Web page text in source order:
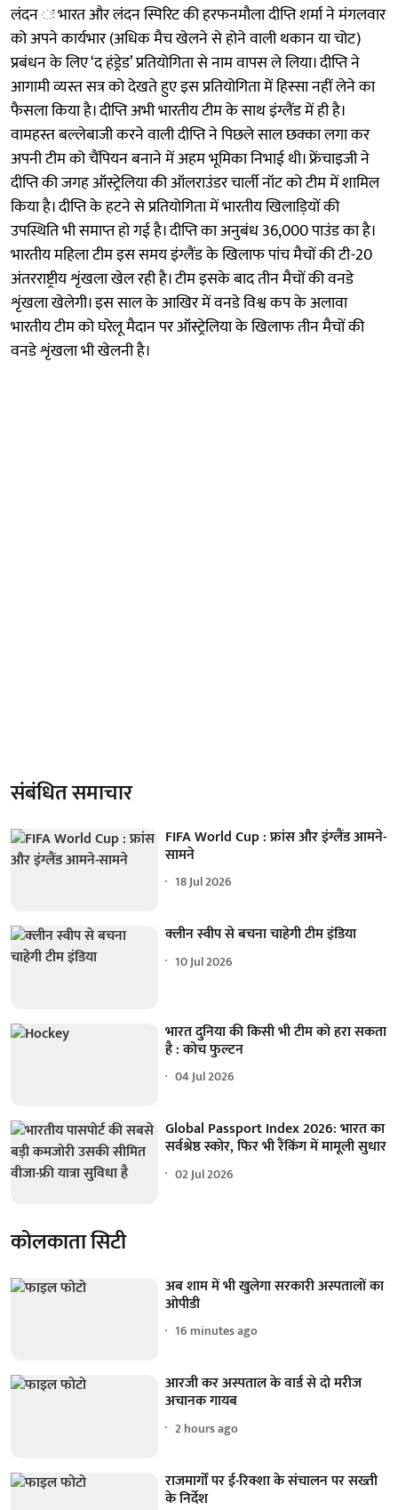
लंदन ः भारत और लंदन स्पिरिट की हरफनमौला दीप्ति शर्मा ने मंगलवार
को अपने कार्यभार (अधिक मैच खेलने से होने वाली थकान या चोट)
प्रबंधन के लिए ‘द हंड्रेड’ प्रतियोगिता से नाम वापस ले लिया। दीप्ति ने
आगामी व्यस्त सत्र को देखते हुए इस प्रतियोगिता में हिस्सा नहीं लेने का
फैसला किया है। दीप्ति अभी भारतीय टीम के साथ इंग्लैंड में ही है।
वामहस्त बल्लेबाजी करने वाली दीप्ति ने पिछले साल छक्का लगा कर
अपनी टीम को चैंपियन बनाने में अहम भूमिका निभाई थी। फ्रेंचाइजी ने
दीप्ति की जगह ऑस्ट्रेलिया की ऑलराउंडर चार्ली नॉट को टीम में शामिल
किया है। दीप्ति के हटने से प्रतियोगिता में भारतीय खिलाड़ियों की
उपस्थिति भी समाप्त हो गई है। दीप्ति का अनुबंध 36,000 पाउंड का है।
भारतीय महिला टीम इस समय इंग्लैंड के खिलाफ पांच मैचों की टी-20
अंतरराष्ट्रीय शृंखला खेल रही है। टीम इसके बाद तीन मैचों की वनडे
शृंखला खेलेगी। इस साल के आखिर में वनडे विश्व कप के अलावा
भारतीय टीम को घरेलू मैदान पर ऑस्ट्रेलिया के खिलाफ तीन मैचों की
वनडे शृंखला भी खेलनी है।
संबंधित समाचार
FIFA World Cup : फ्रांस और इंग्लैंड आमने-
सामने
18 Jul 2026
क्लीन स्वीप से बचना चाहेगी टीम इंडिया
10 Jul 2026
भारत दुनिया की किसी भी टीम को हरा सकता
है : कोच फुल्टन
04 Jul 2026
Global Passport Index 2026: भारत का
सर्वश्रेष्ठ स्कोर, फिर भी रैंकिंग में मामूली सुधार
02 Jul 2026
कोलकाता सिटी
अब शाम में भी खुलेगा सरकारी अस्पतालों का
ओपीडी
16 minutes ago
आरजी कर अस्पताल के वार्ड से दो मरीज
अचानक गायब
2 hours ago
राजमार्गों पर ई-रिक्शा के संचालन पर सख्ती
के निर्देश